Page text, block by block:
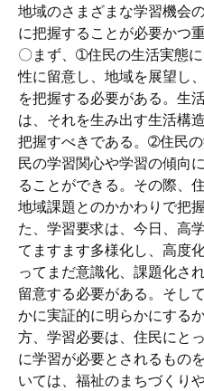
地域のさまざまな学習機会
に把握することが必要かつ重
〇まず、➀住民の生活実態
性に留意し、地域を展望し
を把握する必要がある。生
は、それを生み出す生活構
把握すべきである。➁住民
民の学習関心や学習の傾向
ることができる。その際、
地域課題とのかかわりで把
た、学習要求は、今日、高
てますます多様化し、高度
ってまだ意識化、課題化さ
留意する必要がある。そし
かに実証的に明らかにする
方、学習必要は、住民にと
に学習が必要とされるもの
いては、福祉のまちづくり